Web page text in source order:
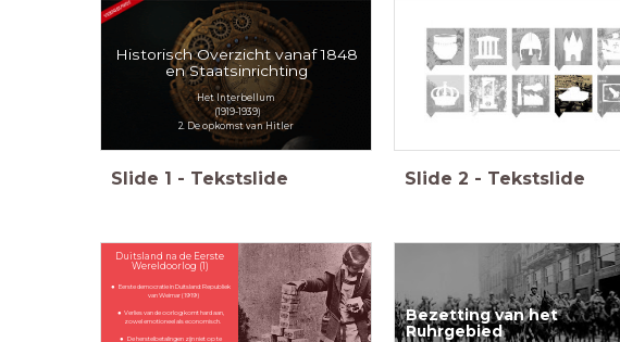
Historisch Overzicht vanaf 1848
en Staatsinrichting
Het Interbellum
(1919-1939)
2. De opkomst van Hitler
Slide 1 - Tekstslide Slide 2 - Tekstslide
Duitsland na de Eerste
Wereldoorlog (1)
Eerste democratie in Duitsland: Republiek
van Weimar (1919)
Verlies van de oorlog komt hard aan,
zowel emotioneel als economisch.
De herstelbetalingen zijn niet op te
Bezetting van het
Ruhrgebied